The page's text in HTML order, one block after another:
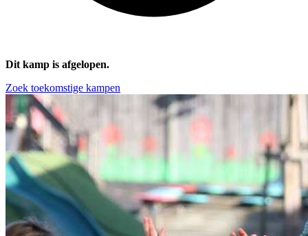
Dit kamp is afgelopen.
Zoek toekomstige kampen